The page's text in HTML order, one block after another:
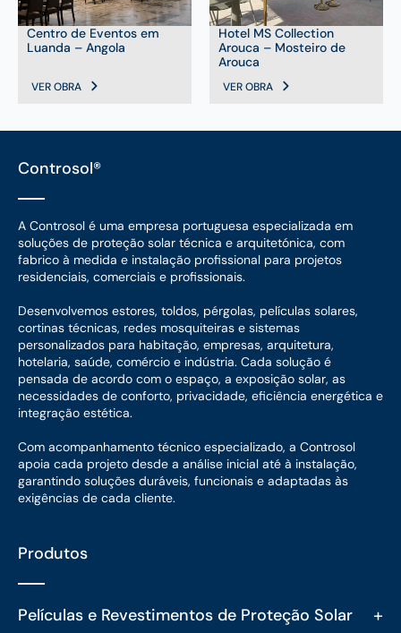
Centro de Eventos em
Luanda – Angola
VER OBRA
Hotel MS Collection
Arouca – Mosteiro de
Arouca
VER OBRA
Controsol®
A Controsol é uma empresa portuguesa especializada em
soluções de proteção solar técnica e arquitetónica, com
fabrico à medida e instalação profissional para projetos
residenciais, comerciais e profissionais.
Desenvolvemos estores, toldos, pérgolas, películas solares,
cortinas técnicas, redes mosquiteiras e sistemas
personalizados para habitação, empresas, arquitetura,
hotelaria, saúde, comércio e indústria. Cada solução é
pensada de acordo com o espaço, a exposição solar, as
necessidades de conforto, privacidade, eficiência energética e
integração estética.
Com acompanhamento técnico especializado, a Controsol
apoia cada projeto desde a análise inicial até à instalação,
garantindo soluções duráveis, funcionais e adaptadas às
exigências de cada cliente.
Produtos
Películas e Revestimentos de Proteção Solar +